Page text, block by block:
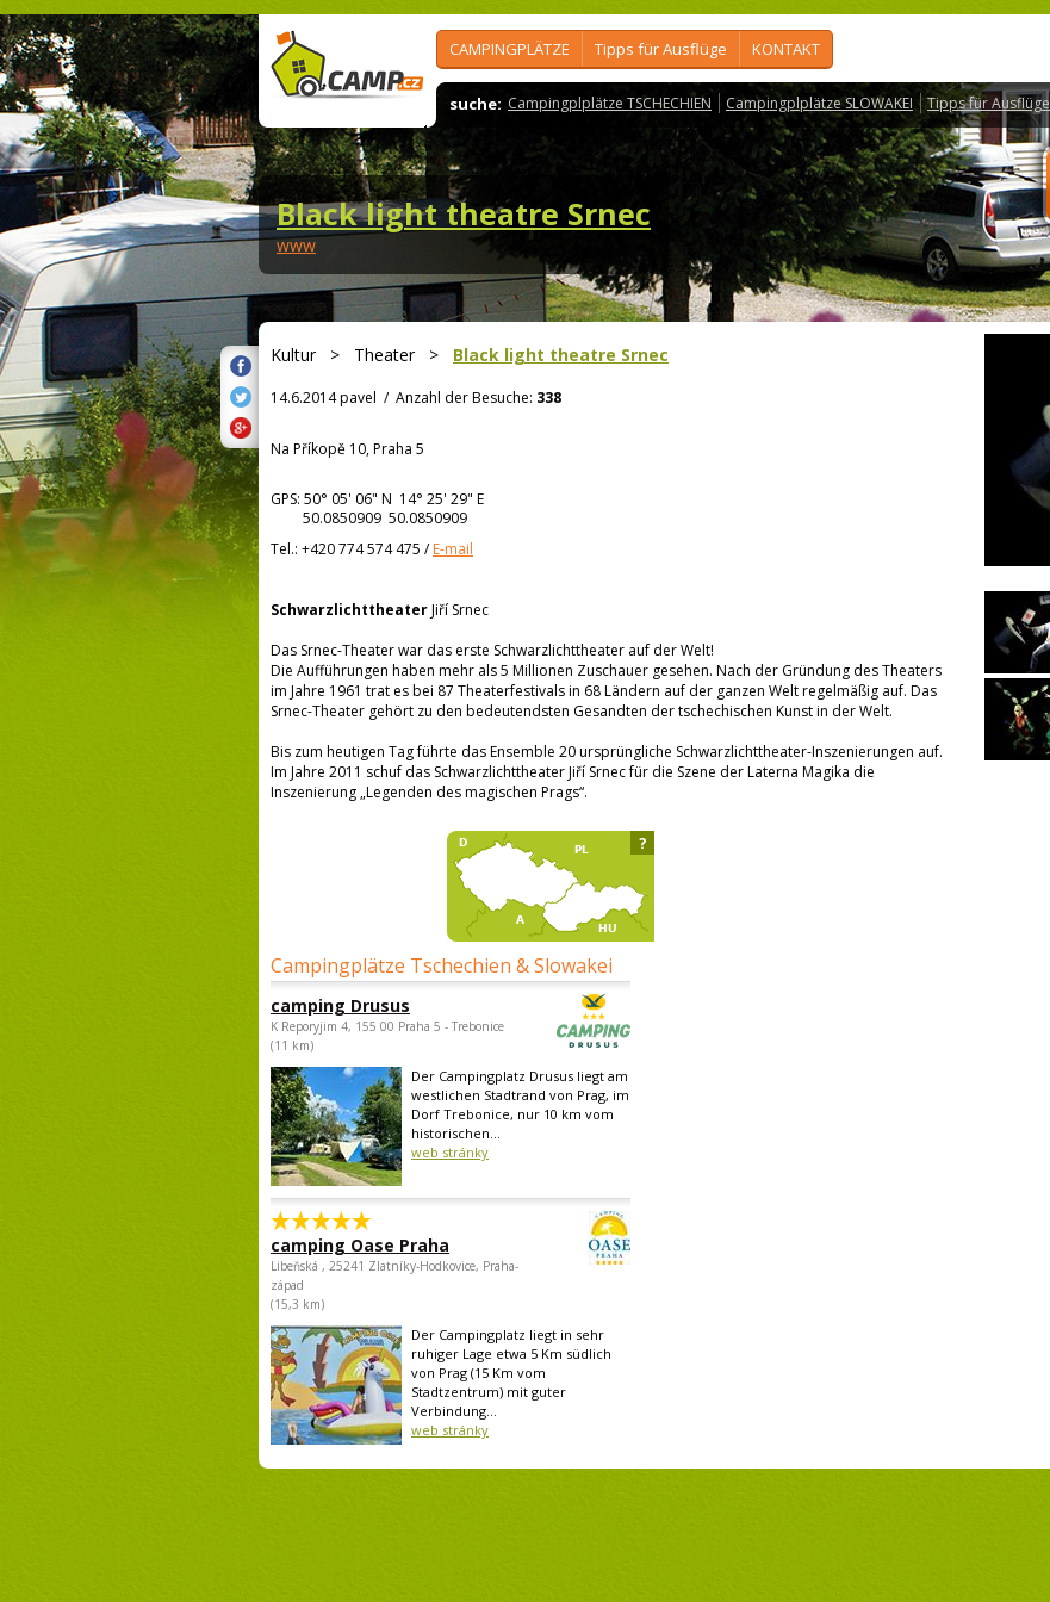
CAMPINGPLÄTZE Tipps für Ausflüge KONTAKT
suche: Campingplplätze TSCHECHIEN Campingplplätze SLOWAKEI Tipps für Ausflüge
Black light theatre Srnec
www
Kultur> Theater> Black light theatre Srnec
14.6.2014 pavel / Anzahl der Besuche: 338
Na Příkopě 10, Praha 5
GPS: 50° 05' 06" N 14° 25' 29" E
50.0850909 50.0850909
Tel.: +420 774 574 475 /E-mail
SchwarzlichttheaterJiří Srnec
Das Srnec-Theater war das erste Schwarzlichttheater auf der Welt!
Die Aufführungen haben mehr als 5 Millionen Zuschauer gesehen. Nach der Gründung des Theaters
im Jahre 1961 trat es bei 87 Theaterfestivals in 68 Ländern auf der ganzen Welt regelmäßig auf. Das
Srnec-Theater gehört zu den bedeutendsten Gesandten der tschechischen Kunst in der Welt.
Bis zum heutigen Tag führte das Ensemble 20 ursprüngliche Schwarzlichttheater-Inszenierungen auf.
Im Jahre 2011 schuf das Schwarzlichttheater Jiří Srnec für die Szene der Laterna Magika die
Inszenierung „Legenden des magischen Prags“.
Campingplätze Tschechien & Slowakei
camping Drusus
K Reporyjim 4, 155 00 Praha 5 - Trebonice
(11 km)
Der Campingplatz Drusus liegt am
westlichen Stadtrand von Prag, im
Dorf Trebonice, nur 10 km vom
historischen...
web stránky
camping Oase Praha
Libeňská , 25241 Zlatníky-Hodkovice, Praha-
západ
(15,3 km)
Der Campingplatz liegt in sehr
ruhiger Lage etwa 5 Km südlich
von Prag (15 Km vom
Stadtzentrum) mit guter
Verbindung...
web stránky
?